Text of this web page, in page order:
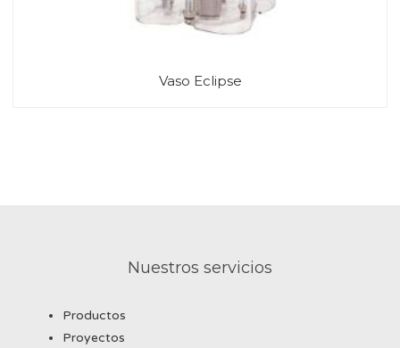
Vaso Eclipse
Nuestros servicios
Productos
Proyectos